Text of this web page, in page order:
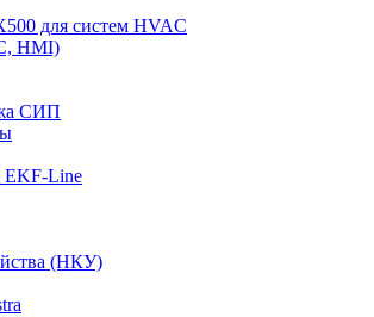
для систем HVAC
HMI)
СИП
EKF-Line
(НКУ)